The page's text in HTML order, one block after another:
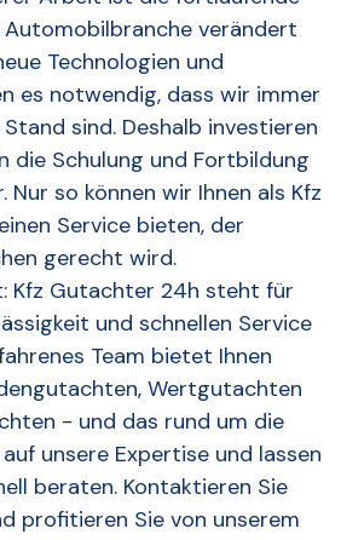
Automobilbranche verändert
Technologien und
es notwendig, dass wir immer
sind. Deshalb investieren
die Schulung und Fortbildung
so können wir Ihnen als Kfz
Service bieten, der
gerecht wird.
Kfz Gutachter 24h steht für
und schnellen Service
Team bietet Ihnen
Wertgutachten
- und das rund um die
unsere Expertise und lassen
beraten. Kontaktieren Sie
profitieren Sie von unserem